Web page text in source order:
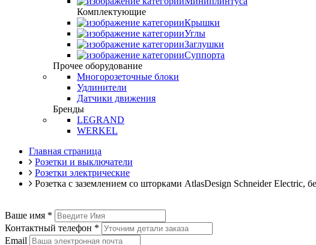
Комплектующие
Крышки
Углы
Заглушки
Суппорта
Прочее оборудование
Многорозеточные блоки
Удлинители
Датчики движения
Бренды
LEGRAND
WERKEL
Главная страница
Розетки и выключатели
Розетки электрические
Розетка с заземлением со шторками AtlasDesign Schneider Electric,
Ваше имя *
Контактный телефон *
Email